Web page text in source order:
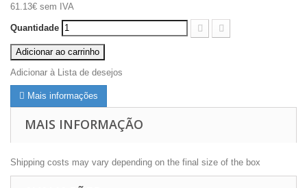
61.13€ sem IVA
Quantidade
Adicionar ao carrinho
Adicionar à Lista de desejos
Mais informações
MAIS INFORMAÇÃO
Shipping costs may vary depending on the final size of the box